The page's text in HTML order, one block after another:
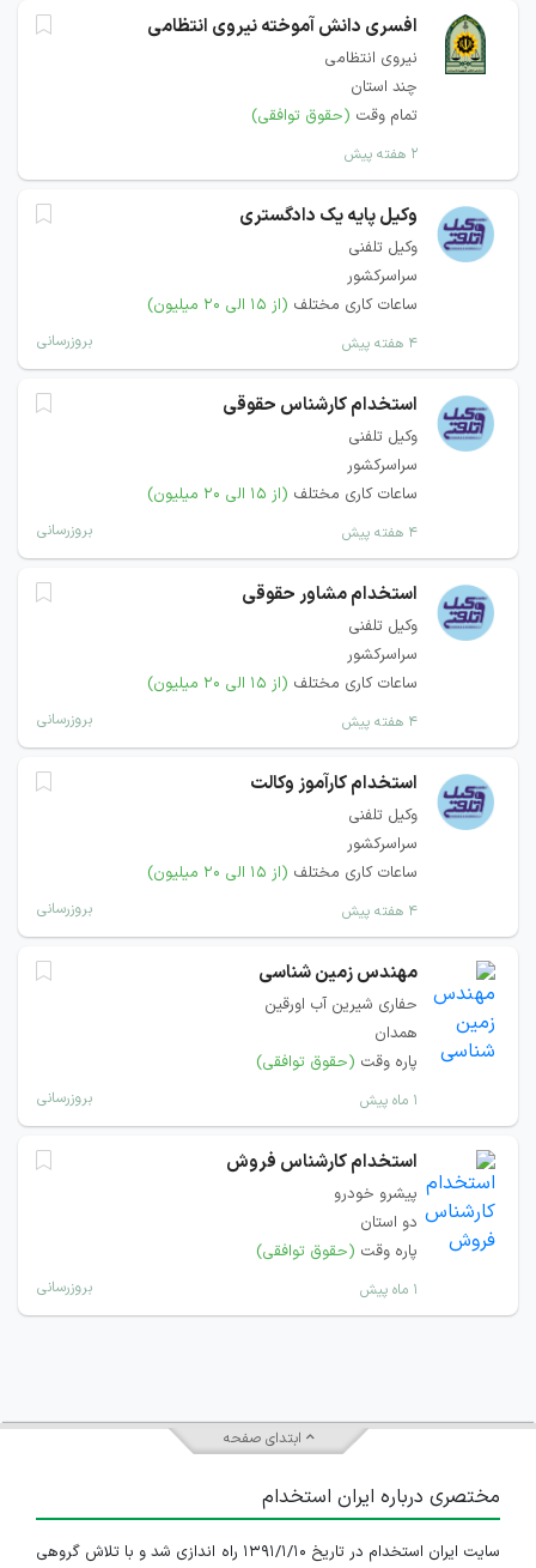
افسری دانش آموخته نیروی انتظامی
نیروی انتظامی
چند استان
تمام وقت (حقوق توافقی)
۲ هفته پیش
وکیل پایه یک دادگستری
وکیل تلفنی
سراسرکشور
ساعات کاری مختلف (از ۱۵ الی ۲۰ میلیون)
۴ هفته پیش بروزرسانی
استخدام کارشناس حقوقی
وکیل تلفنی
سراسرکشور
ساعات کاری مختلف (از ۱۵ الی ۲۰ میلیون)
۴ هفته پیش بروزرسانی
استخدام مشاور حقوقی
وکیل تلفنی
سراسرکشور
ساعات کاری مختلف (از ۱۵ الی ۲۰ میلیون)
۴ هفته پیش بروزرسانی
استخدام کارآموز وکالت
وکیل تلفنی
سراسرکشور
ساعات کاری مختلف (از ۱۵ الی ۲۰ میلیون)
۴ هفته پیش بروزرسانی
مهندس زمین شناسی
حفاری شیرین آب اورقین
همدان
پاره وقت (حقوق توافقی)
۱ ماه پیش بروزرسانی
استخدام کارشناس فروش
پیشرو خودرو
دو استان
پاره وقت (حقوق توافقی)
۱ ماه پیش بروزرسانی
ابتدای صفحه
مختصری درباره ایران استخدام
سایت ایران استخدام در تاریخ ۱۳۹۱/۱/۱۰ راه اندازی شد و با تلاش گروهی